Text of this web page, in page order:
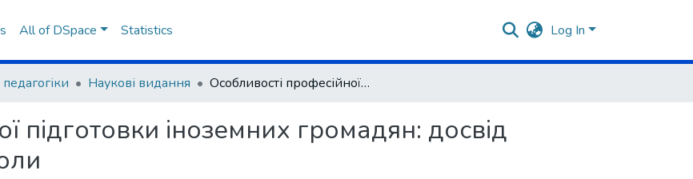
All of DSpace Statistics Log In
Наукові видання Особливості професійної підготовки іноземних громадян: досвід європейської вищої школи
підготовки іноземних громадян: досвід